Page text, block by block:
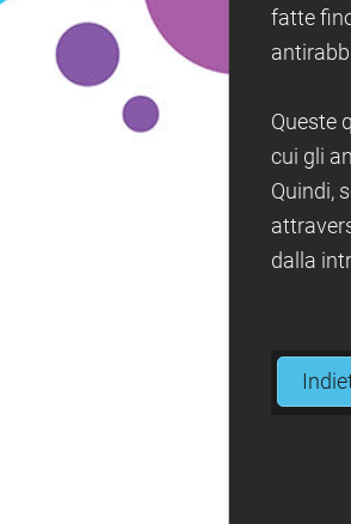
fatte
Queste
cui gli
Quindi,
dalla